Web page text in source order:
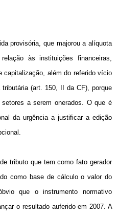
provisória, que majorou a alíquota
às instituições financeiras,
capitalização, além do referido vício
(art. 150, II da CF), porque
a serem onerados. O que é
da urgência a justificar a edição
tributo que tem como fato gerador
como base de cálculo o valor do
que o instrumento normativo
o resultado auferido em2007. A